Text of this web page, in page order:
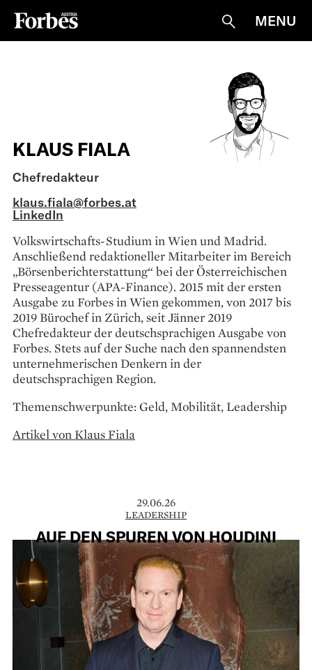
Suche
MENU
KLAUS FIALA
Chefredakteur
klaus.fiala@forbes.at
LinkedIn
Volkswirtschafts-Studium in Wien und Madrid.
Anschließend redaktioneller Mitarbeiter im Bereich
„Börsenberichterstattung“ bei der Österreichischen
Presseagentur (APA-Finance). 2015 mit der ersten
Ausgabe zu Forbes in Wien gekommen, von 2017 bis
2019 Bürochef in Zürich, seit Jänner 2019
Chefredakteur der deutschsprachigen Ausgabe von
Forbes. Stets auf der Suche nach den spannendsten
unternehmerischen Denkern in der
deutschsprachigen Region.
Themenschwerpunkte: Geld, Mobilität, Leadership
Artikel von Klaus Fiala
29.06.26
LEADERSHIP
AUF DEN SPUREN VON HOUDINI